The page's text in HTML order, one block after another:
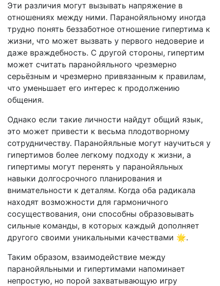
Эти различия могут вызывать напряжение в
отношениях между ними. Паранойяльному иногда
трудно понять беззаботное отношение гипертима к
жизни, что может вызвать у первого недоверие и
даже враждебность. С другой стороны, гипертим
может считать паранойяльного чрезмерно
серьёзным и чрезмерно привязанным к правилам,
что уменьшает его интерес к продолжению
общения.
Однако если такие личности найдут общий язык,
это может привести к весьма плодотворному
сотрудничеству. Паранойяльные могут научиться у
гипертимов более легкому подходу к жизни, а
гипертимы могут перенять у паранойяльных
навыки долгосрочного планирования и
внимательности к деталям. Когда оба радикала
находят возможности для гармоничного
сосуществования, они способны образовывать
сильные команды, в которых каждый дополняет
другого своими уникальными качествами 🌟.
Таким образом, взаимодействие между
паранойяльными и гипертимами напоминает
непростую, но порой захватывающую игру